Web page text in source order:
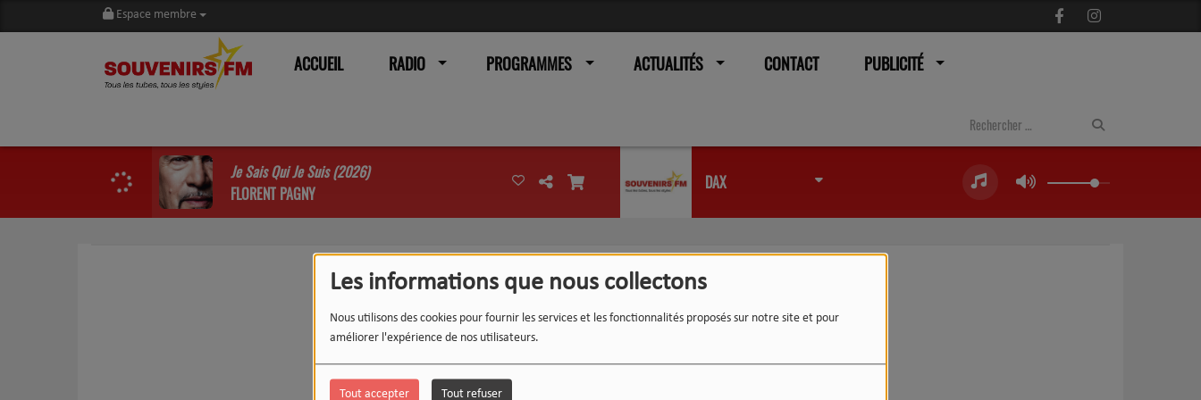
Les informations que nous collectons
Nous utilisons des cookies pour fournir les services et les fonctionnalités proposés sur notre site et pour
améliorer l'expérience de nos utilisateurs.
Tout accepter Tout refuser
Espace membre
ACCUEIL RADIO PROGRAMMES ACTUALITÉS CONTACT PUBLICITÉ
Je Sais Qui Je Suis (2026)
FLORENT PAGNY
DAX